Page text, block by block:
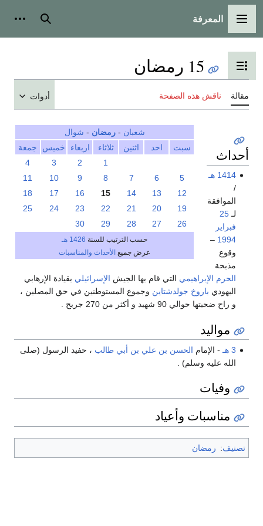
القائمة الرئيسية
المعرفة بحث
تبديل عرض جدول المحتويات
15 رمضان
مقالة ناقش هذه الصفحة أدوات
شعبان -رمضان - شوال
سبت
احد اثنين ثلاثاء اربعاء خميس
جمعة
1
2
3
4
5
6
7
8
9
10
11
12
13
14
15
16
17
18
19
20
21
22
23
24
25
26
27
28
29
30
حسب الترتيب للسنة 1426 هـ
عرض جميع الأحداث والمناسبات
أحداث
1414 هـ
/
الموافقة
لـ25
فبراير
1994
–
وقوع
مذبحة
الحرم الإبراهيمي التي قام بها الجيش الإسرائيلي بقيادة الإرهابي
اليهودي باروخ جولدشتاين وجموع المستوطنين في حق المصلين ،
و راح ضحيتها حوالي 90 شهيد و أكثر من 270 جريح .
مواليد
3 هـ - الإمام الحسن بن علي بن أبي طالب ، حفيد الرسول (صلى
الله عليه وسلم) .
وفيات
مناسبات وأعياد
تصنيف: رمضان